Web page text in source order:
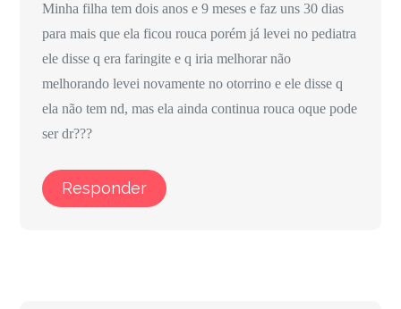
Minha filha tem dois anos e 9 meses e faz uns 30 dias
para mais que ela ficou rouca porém já levei no pediatra
ele disse q era faringite e q iria melhorar não
melhorando levei novamente no otorrino e ele disse q
ela não tem nd, mas ela ainda continua rouca oque pode
ser dr???
Responder